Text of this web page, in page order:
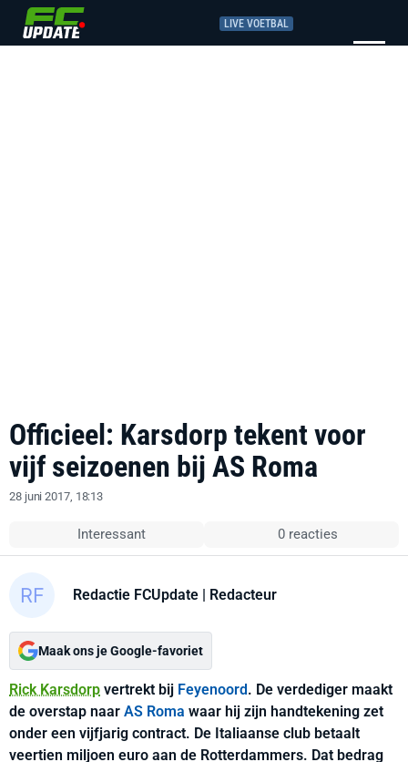
LIVE VOETBAL
Officieel: Karsdorp tekent voor
vijf seizoenen bij AS Roma
28 juni 2017, 18:13
Interessant 0 reacties
Redactie FCUpdate | Redacteur
Maak ons je Google-favoriet
Rick Karsdorp vertrekt bij Feyenoord. De verdediger maakt
de overstap naar AS Roma waar hij zijn handtekening zet
onder een vijfjarig contract. De Italiaanse club betaalt
veertien miljoen euro aan de Rotterdammers. Dat bedrag